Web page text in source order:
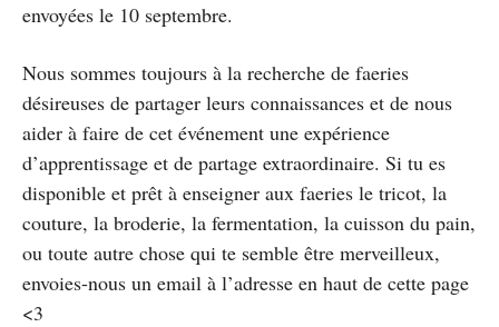
envoyées le 10 septembre.
Nous sommes toujours à la recherche de faeries
désireuses de partager leurs connaissances et de nous
aider à faire de cet événement une expérience
d’apprentissage et de partage extraordinaire. Si tu es
disponible et prêt à enseigner aux faeries le tricot, la
couture, la broderie, la fermentation, la cuisson du pain,
ou toute autre chose qui te semble être merveilleux,
envoies-nous un email à l’adresse en haut de cette page
<3